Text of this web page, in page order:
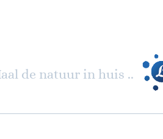
de natuur in huis ..